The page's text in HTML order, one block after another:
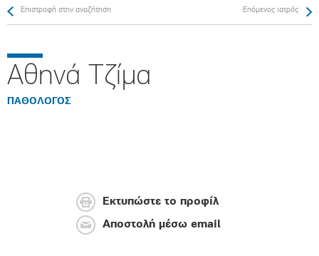
Επιστροφή στην αναζήτηση Επόμενος ιατρός
Αθηνά Τζίμα
ΠΑΘΟΛΟΓΟΣ
Εκτυπώστε το προφίλ
Αποστολή μέσω email